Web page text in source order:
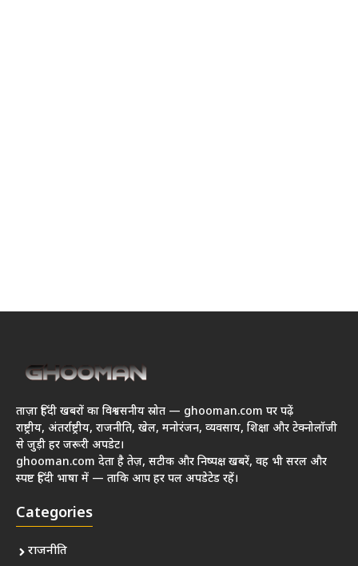
ताज़ा हिंदी खबरों का विश्वसनीय स्रोत — ghooman.com पर पढ़ें
राष्ट्रीय, अंतर्राष्ट्रीय, राजनीति, खेल, मनोरंजन, व्यवसाय, शिक्षा और टेक्नोलॉजी
से जुड़ी हर जरूरी अपडेट।
ghooman.com देता है तेज़, सटीक और निष्पक्ष खबरें, वह भी सरल और
स्पष्ट हिंदी भाषा में — ताकि आप हर पल अपडेटेड रहें।
Categories
राजनीति